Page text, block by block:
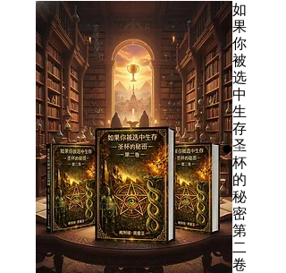
如
果
你
被
选
中
生
存
圣
杯
的
秘
密
第
二
卷